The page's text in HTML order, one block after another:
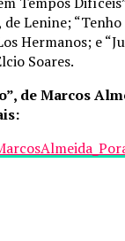
de Lenine;
Hermanos; e
Soares.
de Marcos